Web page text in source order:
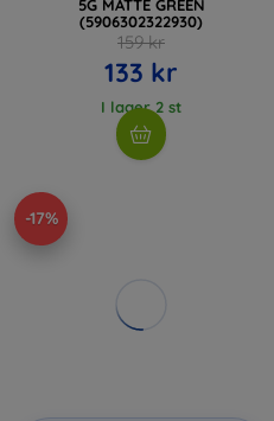
5G MATTE GREEN
(5906302322930)
159 kr
133 kr
I lager 2 st
-17%